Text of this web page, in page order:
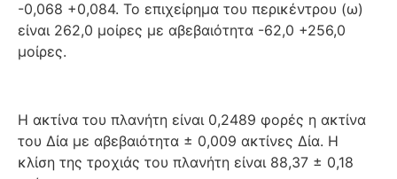
-0,068 +0,084. Το επιχείρημα του περικέντρου (ω)
είναι 262,0 μοίρες με αβεβαιότητα -62,0 +256,0
μοίρες.
Η ακτίνα του πλανήτη είναι 0,2489 φορές η ακτίνα
του Δία με αβεβαιότητα ± 0,009 ακτίνες Δία. Η
κλίση της τροχιάς του πλανήτη είναι 88,37 ± 0,18